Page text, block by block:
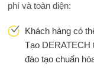
phí và toàn diện:
Khách hàng có
Tạo
đào tạo chuẩn